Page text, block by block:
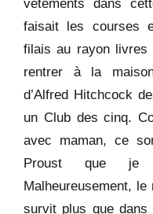
faisait les courses
filais au rayon livres
rentrer à la
d’Alfred Hitchcock
un Club des cinq.
avec maman, ce
Proust que je
Malheureusement,
survit plus que